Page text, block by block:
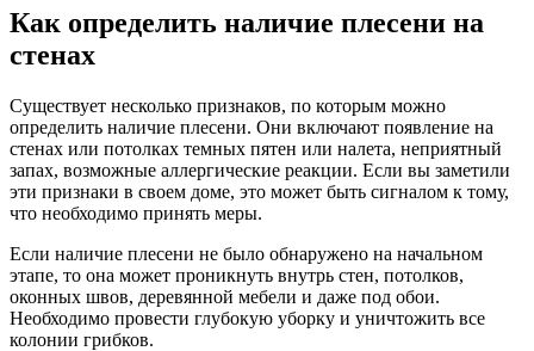
Как определить наличие плесени на
стенах
Существует несколько признаков, по которым можно
определить наличие плесени. Они включают появление на
стенах или потолках темных пятен или налета, неприятный
запах, возможные аллергические реакции. Если вы заметили
эти признаки в своем доме, это может быть сигналом к тому,
что необходимо принять меры.
Если наличие плесени не было обнаружено на начальном
этапе, то она может проникнуть внутрь стен, потолков,
оконных швов, деревянной мебели и даже под обои.
Необходимо провести глубокую уборку и уничтожить все
колонии грибков.